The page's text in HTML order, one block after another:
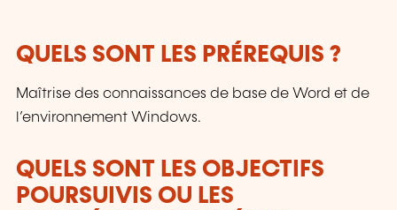
QUELS SONT LES PRÉREQUIS ?
Maîtrise des connaissances de base de Word et de
l’environnement Windows.
QUELS SONT LES OBJECTIFS
POURSUIVIS OU LES